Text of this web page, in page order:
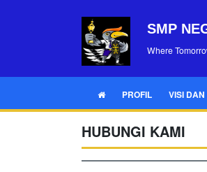
SMP
Where
PROFIL VISI DAN
HUBUNGI KAMI